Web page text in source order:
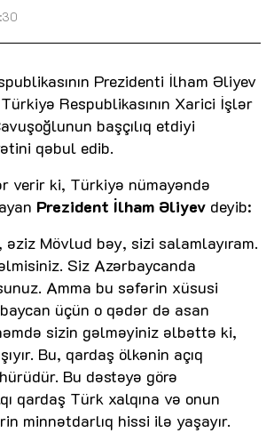
Prezidenti İlham Əliyev
Respublikasının Xarici İşlər
başçılıq etdiyi
qəbul edib.
verir ki, Türkiyə nümayəndə
Prezident İlham Əliyev deyib:
Mövlud bəy, sizi salamlayıram.
Siz Azərbaycanda
Amma bu səfərin xüsusi
üçün o qədər də asan
sizin gəlməyiniz əlbəttə ki,
Bu, qardaş ölkənin açıq
Bu dəstəyə görə
qardaş Türk xalqına və onun
minnətdarlıq hissi ilə yaşayır.